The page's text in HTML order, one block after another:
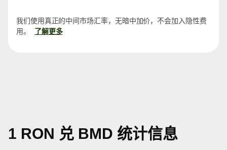
我们使用真正的中间市场汇率，无暗中加价，不会加入隐性费
用。
了解更多
1 RON 兑 BMD 统计信息